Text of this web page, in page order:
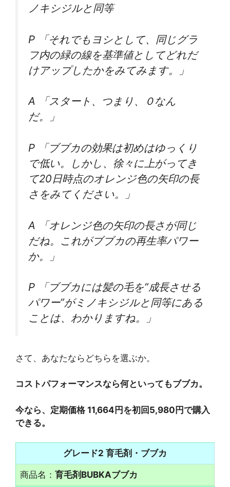
ノキシジルと同等
P 「それでもヨシとして、同じグラ
フ内の緑の線を基準値としてどれだ
けアップしたかをみてみます。」
A 「スタート、つまり、０なん
だ。」
P 「ブブカの効果は初めはゆっくり
で低い。しかし、徐々に上がってき
て20日時点のオレンジ色の矢印の長
さをみてください。」
A 「オレンジ色の矢印の長さが同じ
だね。これがブブカの再生率パワー
か。」
P 「ブブカには髪の毛を”成長させる
パワー”がミノキシジルと同等にある
ことは、わかりますね。」
さて、あなたならどちらを選ぶか。
コストパフォーマンスなら何といってもブブカ。
今なら、定期価格 11,664円を初回5,980円で購入
できる。
グレード2 育毛剤・ブブカ
商品名： 育毛剤BUBKAブブカ